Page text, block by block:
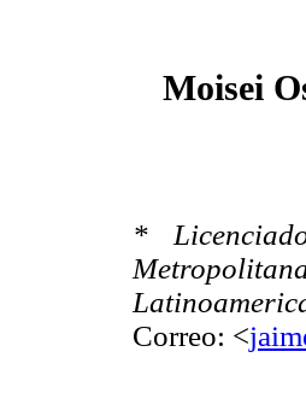
Moisei
*
Correo: <